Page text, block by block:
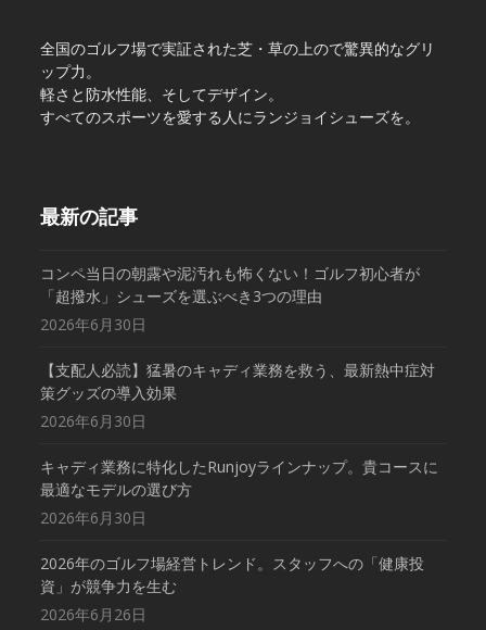
全国のゴルフ場で実証された芝・草の上ので驚異的なグリ
ップ力。
軽さと防水性能、そしてデザイン。
すべてのスポーツを愛する人にランジョイシューズを。
最新の記事
コンペ当日の朝露や泥汚れも怖くない！ゴルフ初心者が
「超撥水」シューズを選ぶべき3つの理由
2026年6月30日
【支配人必読】猛暑のキャディ業務を救う、最新熱中症対
策グッズの導入効果
2026年6月30日
キャディ業務に特化したRunjoyラインナップ。貴コースに
最適なモデルの選び方
2026年6月30日
2026年のゴルフ場経営トレンド。スタッフへの「健康投
資」が競争力を生む
2026年6月26日